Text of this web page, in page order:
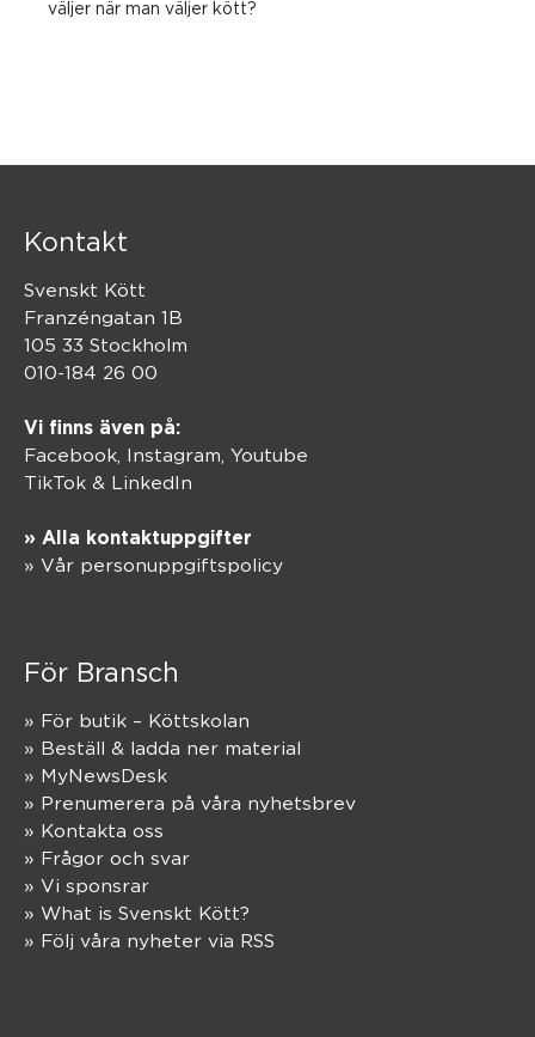
väljer när man väljer kött?
Kontakt
Svenskt Kött
Franzéngatan 1B
105 33 Stockholm
010-184 26 00
Vi finns även på:
Facebook, Instagram Youtube
TikTok & LinkedIn
» Alla kontaktuppgifter
» Vår personuppgiftspolicy
För Bransch
» För butik – Köttskolan
» Beställ & ladda ner material
» MyNewsDesk
» Prenumerera på våra nyhetsbrev
» Kontakta oss
» Frågor och svar
» Vi sponsrar
» What is Svenskt Kött?
» Följ våra nyheter via RSS